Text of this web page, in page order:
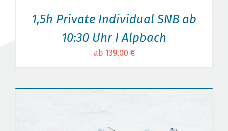
1,5h Private Individual SNB ab
10:30 Uhr I Alpbach
ab 139,00 €